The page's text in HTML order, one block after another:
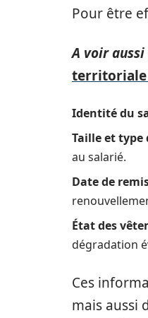
Pour être
A voir aussi
territoriale
Identité du
Taille et type
au salarié.
Date de
État des
dégradation
Ces
mais aussi